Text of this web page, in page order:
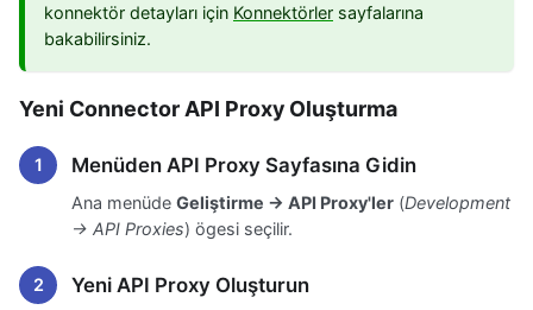
konnektör detayları için Konnektörler sayfalarına
bakabilirsiniz.
Yeni Connector API Proxy Oluşturma
Menüden API Proxy Sayfasına Gidin
Ana menüde Geliştirme → API Proxy'ler (Development
→ API Proxies) ögesi seçilir.
Yeni API Proxy Oluşturun